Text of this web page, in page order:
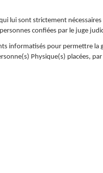
lui sont strictement nécessaires
confiées par le juge
informatisés pour permettre la
Physique(s) placées,